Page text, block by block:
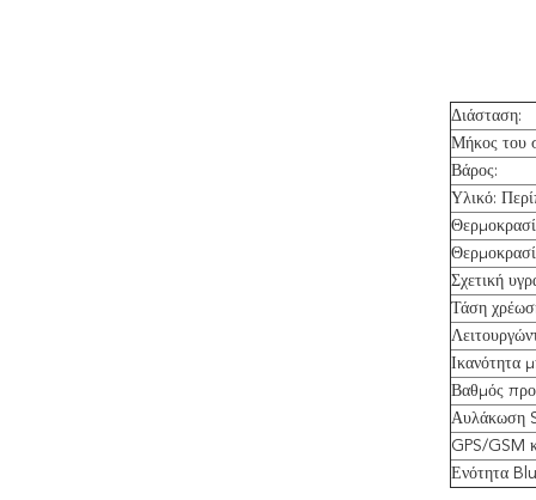
Διάσταση:
Μήκος του
Βάρος:
Υλικό:
Σχετική
Τάση
Ικανότητα
Βαθμός
Αυλάκωση
GPS/GSM
Ενότητα